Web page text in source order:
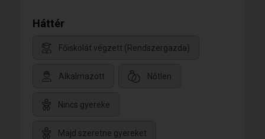
Háttér
Főiskolát végzett (Rendszergazda)
Alkalmazott Nőtlen
Nincs gyereke
Majd szeretne gyereket